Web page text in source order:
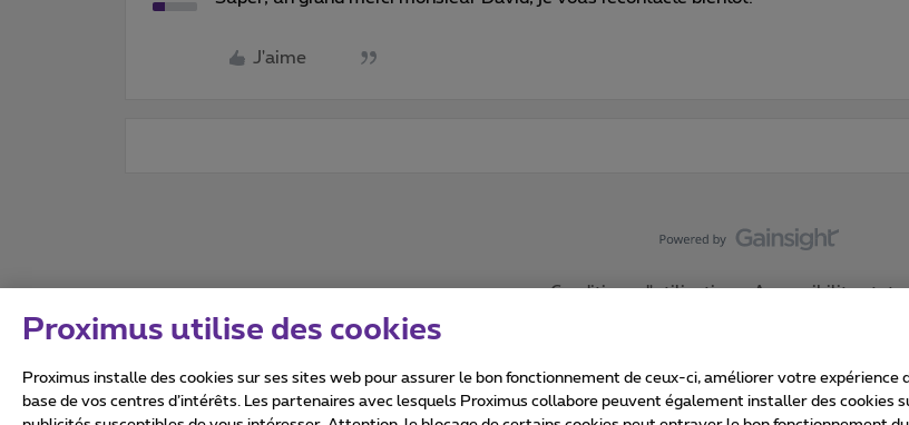
J'aime
Conditions d'utilisation Accessibility
Proximus utilise des cookies
Proximus installe des cookies sur ses sites web pour assurer le bon fonctionnement de ceux-ci, améliorer votre
base de vos centres d’intérêts. Les partenaires avec lesquels Proximus collabore peuvent également installer des cookies